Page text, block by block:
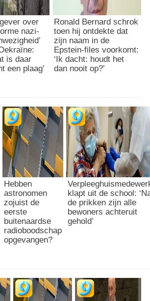
over
nazi-
is daar
een plaag’
Ronald Bernard schrok
toen hij ontdekte dat
zijn naam in de
Epstein-files voorkomt:
‘Ik dacht: houdt het
dan nooit op?’
Hebben
astronomen
zojuist de
eerste
buitenaardse
radioboodschap
opgevangen?
klapt uit de school:
de prikken zijn alle
bewoners achteruit
gehold’